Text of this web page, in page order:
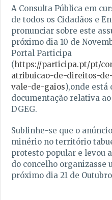
A Consulta Pública em
de todos os Cidadãos e
pronunciar sobre este
próximo dia 10 de
Portal Participa
(https://participa.pt/pt/
atribuicao-de-direitos-
vale-de-gaios),onde está
documentação relativa
DGEG.
Sublinhe-se que o
minério no território
protesto popular e levou
do concelho organizasse
próximo dia 21 de